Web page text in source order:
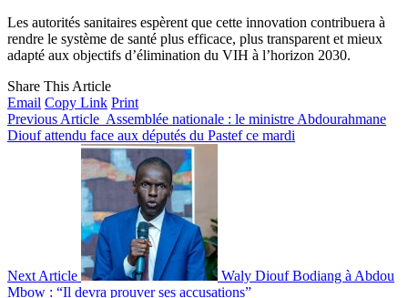
Les autorités sanitaires espèrent que cette innovation contribuera à
rendre le système de santé plus efficace, plus transparent et mieux
adapté aux objectifs d’élimination du VIH à l’horizon 2030.
Share This Article
Email Copy Link Print
Previous Article Assemblée nationale : le ministre Abdourahmane
Diouf attendu face aux députés du Pastef ce mardi
Next Article
Waly Diouf Bodiang à Abdou
Mbow : “Il devra prouver ses accusations”